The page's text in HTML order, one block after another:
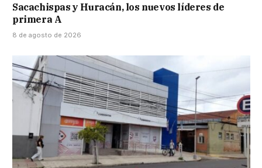
Sacachispas y Huracán, los nuevos líderes de
primera A
8 de agosto de 2026